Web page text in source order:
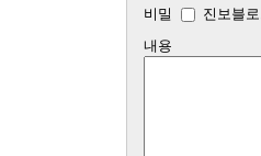
비밀
진보블
내용